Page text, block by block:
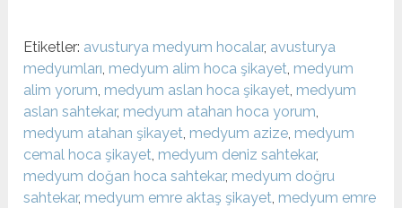
Etiketler: avusturya medyum hocalar, avusturya
medyumları, medyum alim hoca şikayet, medyum
alim yorum, medyum aslan hoca şikayet, medyum
aslan sahtekar, medyum atahan hoca yorum,
medyum atahan şikayet, medyum azize, medyum
cemal hoca şikayet, medyum deniz sahtekar,
medyum doğan hoca sahtekar, medyum doğru
sahtekar, medyum emre aktaş şikayet, medyum emre